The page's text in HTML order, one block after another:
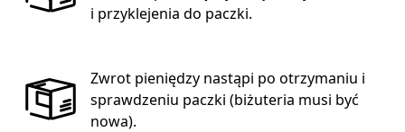
i przyklejenia do paczki.
Zwrot pieniędzy nastąpi po otrzymaniu i
sprawdzeniu paczki (biżuteria musi być
nowa).